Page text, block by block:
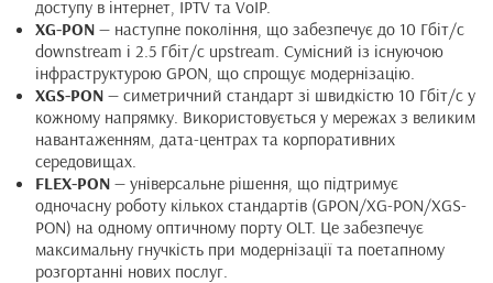
доступу в інтернет, IPTV та VoIP.
XG-PON — наступне покоління, що забезпечує до 10 Гбіт/с
downstream і 2.5 Гбіт/с upstream. Сумісний із існуючою
інфраструктурою GPON, що спрощує модернізацію.
XGS-PON — симетричний стандарт зі швидкістю 10 Гбіт/с у
кожному напрямку. Використовується у мережах з великим
навантаженням, дата-центрах та корпоративних
середовищах.
FLEX-PON — універсальне рішення, що підтримує
одночасну роботу кількох стандартів (GPON/XG-PON/XGS-
PON) на одному оптичному порту OLT. Це забезпечує
максимальну гнучкість при модернізації та поетапному
розгортанні нових послуг.